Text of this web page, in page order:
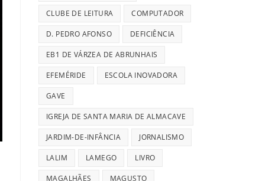
CLUBE DE LEITURA COMPUTADOR
D. PEDRO AFONSO DEFICIÊNCIA
EB1 DE VÁRZEA DE ABRUNHAIS
EFEMÉRIDE ESCOLA INOVADORA
GAVE
IGREJA DE SANTA MARIA DE ALMACAVE
JARDIM-DE-INFÂNCIA JORNALISMO
LALIM LAMEGO LIVRO
MAGALHÃES MAGUSTO